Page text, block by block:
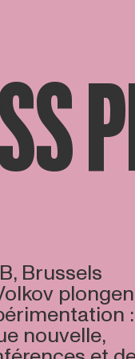
Brussels
:
nouvelle,